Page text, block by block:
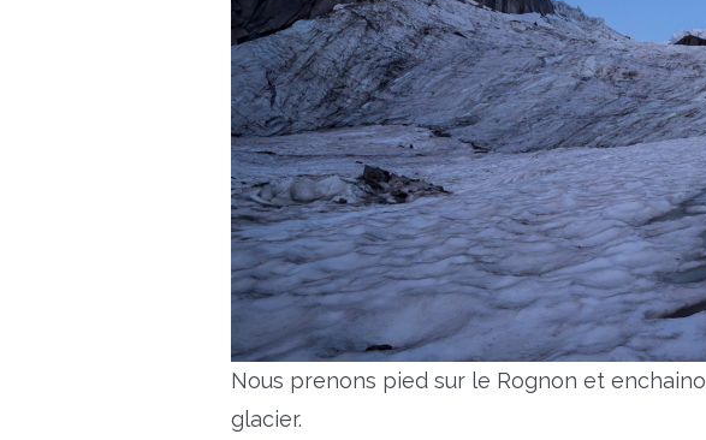
Nous prenons pied sur le Rognon et
glacier.